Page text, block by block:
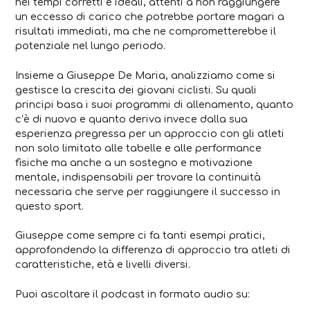
un eccesso di carico che potrebbe portare magari a
risultati immediati, ma che ne comprometterebbe il
potenziale nel lungo periodo.
Insieme a Giuseppe De Maria, analizziamo come si
gestisce la crescita dei giovani ciclisti. Su quali
principi basa i suoi programmi di allenamento, quanto
c’è di nuovo e quanto deriva invece dalla sua
esperienza pregressa per un approccio con gli atleti
non solo limitato alle tabelle e alle performance
fisiche ma anche a un sostegno e motivazione
mentale, indispensabili per trovare la continuità
necessaria che serve per raggiungere il successo in
questo sport.
Giuseppe come sempre ci fa tanti esempi pratici,
approfondendo la differenza di approccio tra atleti di
caratteristiche, età e livelli diversi.
Puoi ascoltare il podcast in formato audio su: